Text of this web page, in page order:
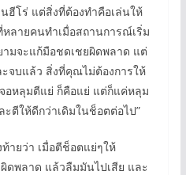
ฮีโร่ แต่สิ่งที่ต้องทำคือเล่นให้
ลายคนทำเมื่อสถานการณ์เริ่ม
ามจะแก้มือชดเชยผิดพลาด แต่
จบแล้ว สิ่งที่คุณไม่ต้องการให้
อหลุมตีแย่ ก็คือแย่ แต่ก็แค่หลุม
ตีให้ดีกว่าเดิมในช็อตต่อไป”
ายว่า เมื่อตีช็อตแย่ๆให้
ดพลาด แล้วลืมมันไปเสีย และ